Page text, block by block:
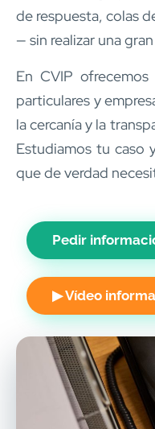
de respuesta, colas
— sin realizar una
En CVIP
particulares y
la cercanía y la
Estudiamos tu caso
que de verdad
Pedir
▶ Vídeo